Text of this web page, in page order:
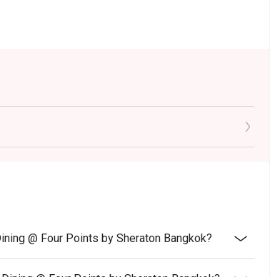
@ Four Points by Sheraton Bangkok?